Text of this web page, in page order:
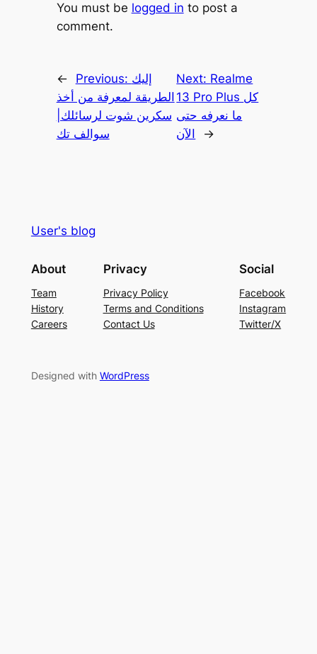
You must be logged in to post a
comment.
← Previous: إليك
الطريقة لمعرفة من أخذ
سكرين شوت لرسائلك|
سوالف تك
Next: Realme
13 Pro Plus كل
ما نعرفه حتى
الآن
→
User's blog
About
Team
History
Careers
Privacy
Privacy Policy
Terms and Conditions
Contact Us
Social
Facebook
Instagram
Twitter/X
Designed with WordPress